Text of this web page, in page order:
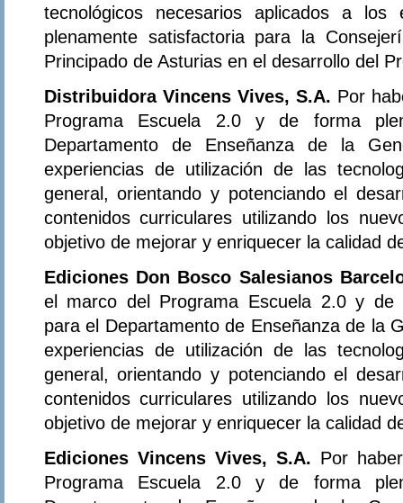
tecnológicos necesarios aplicados a los
plenamente satisfactoria para la
Principado de Asturias en el desarrollo del
Distribuidora Vincens Vives, S.A. Por
Programa Escuela 2.0 y de forma
Departamento de Enseñanza de la
experiencias de utilización de las
general, orientando y potenciando el
contenidos curriculares utilizando los
objetivo de mejorar y enriquecer la calidad
Ediciones Don Bosco Salesianos
el marco del Programa Escuela 2.0 y de
para el Departamento de Enseñanza de la
experiencias de utilización de las
general, orientando y potenciando el
contenidos curriculares utilizando los
objetivo de mejorar y enriquecer la calidad
Ediciones Vincens Vives, S.A. Por
Programa Escuela 2.0 y de forma